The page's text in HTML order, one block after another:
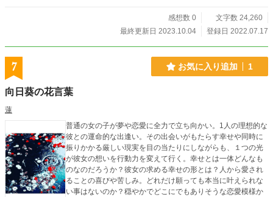
感想数 0
文字数 24,260
最終更新日 2023.10.04
登録日 2022.07.17
7 お気に入り追加 1
向日葵の花言葉
蓮
普通の女の子が夢や恋愛に全力で立ち向かい。1人の理想的な
彼との運命的な出逢い。その出会いがもたらす幸せや同時に
振りかかる厳しい現実を目の当たりにしながらも、１つの光
が彼女の想いを行動力を変えて行く。幸せとは一体どんなも
のなのだろうか？彼女の求める幸せの形とは？人から愛され
ることの喜びや苦しみ。どれだけ願っても本当に叶えられな
い事はないのか？穏やかでどこにでもありそうな恋愛模様か